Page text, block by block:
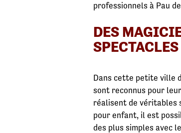
professionnels à Pau
DES
SPECTACLES
Dans cette petite ville
sont reconnus pour
réalisent de véritables
pour enfant, il est
des plus simples avec